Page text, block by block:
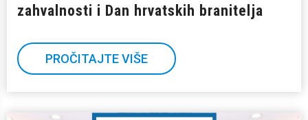
zahvalnosti i Dan hrvatskih branitelja
PROČITAJTE VIŠE